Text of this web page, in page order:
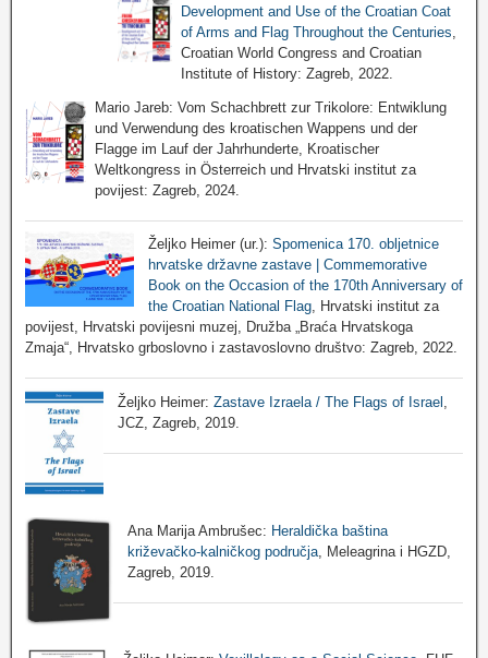
Development and Use of the Croatian Coat
of Arms and Flag Throughout the Centuries
Croatian World Congress and Croatian
Institute of History: Zagreb, 2022.
Mario Jareb: Vom Schachbrett zur Trikolore: Entwiklung
und Verwendung des kroatischen Wappens und der
Flagge im Lauf der Jahrhunderte, Kroatischer
Weltkongress in Österreich und Hrvatski institut za
povijest: Zagreb, 2024.
Željko Heimer (ur.): Spomenica 170. obljetnice
hrvatske državne zastave | Commemorative
Book on the Occasion of the 170th Anniversary of
the Croatian National Flag, Hrvatski institut za
povijest, Hrvatski povijesni muzej, Družba „Braća Hrvatskoga
Zmaja“, Hrvatsko grboslovno i zastavoslovno društvo: Zagreb, 2022.
Željko Heimer:Zastave Izraela / The Flags of Israel
JCZ, Zagreb, 2019.
Ana Marija Ambrušec: Heraldička baština
križevačko-kalničkog područja, Meleagrina i HGZD,
Zagreb, 2019.